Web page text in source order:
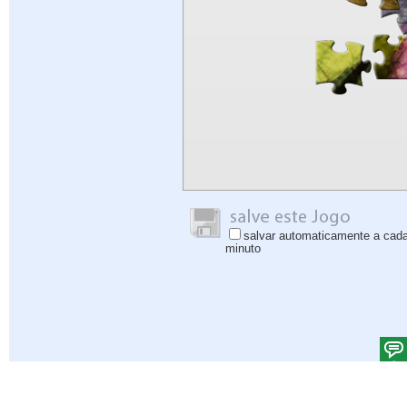
salvar automaticamente a
minuto